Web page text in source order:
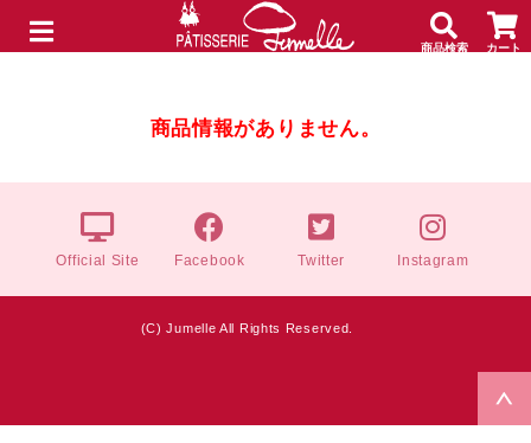
商品検索 カート
商品情報がありません。
Official Site Facebook Twitter Instagram
(C) Jumelle All Rights Reserved.